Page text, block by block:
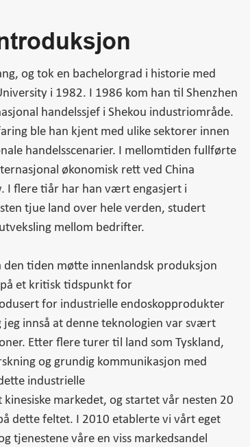
og tok en bachelorgrad i historie med
i 1982. I 1986 kom han til Shenzhen
handelssjef i Shekou industriområde.
ble han kjent med ulike sektorer innen
handelsscenarier. I mellomtiden fullførte
økonomisk rett ved China
I flere tiår har han vært engasjert i
tjue land over hele verden, studert
mellom bedrifter.
tiden møtte innenlandsk produksjon
et kritisk tidspunkt for
for industrielle endoskopprodukter
innså at denne teknologien var svært
Etter flere turer til land som Tyskland,
og grundig kommunikasjon med
industrielle
markedet, og startet vår nesten 20
dette feltet. I 2010 etablerte vi vårt eget
tjenestene våre en viss markedsandel